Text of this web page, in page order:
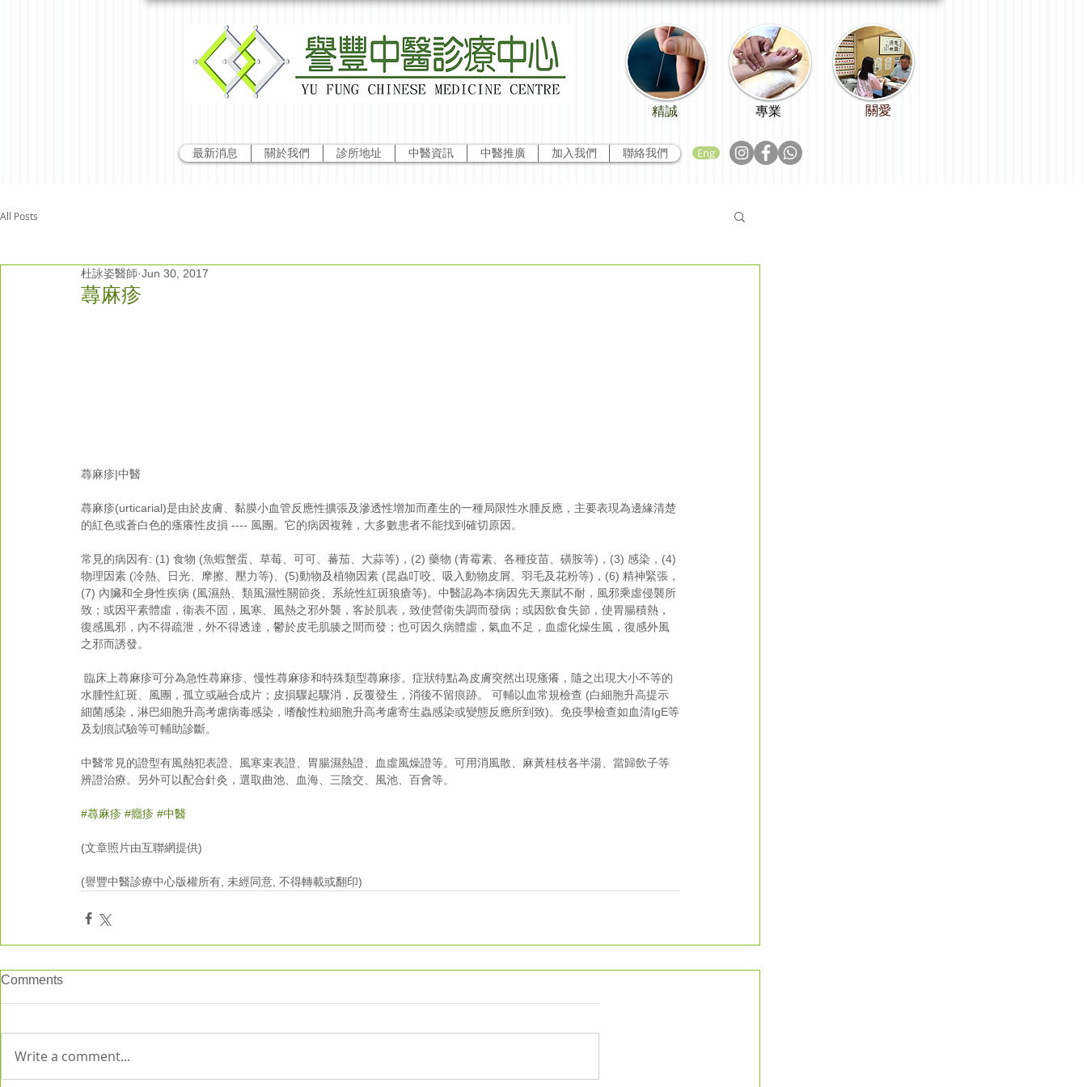
精誠
最新消息 關於我們 診所地址 中醫資訊 中醫推廣 加入我們 聯絡我們 Eng
專業 關愛
All Posts
蕁麻疹
杜詠姿醫師 Jun 30, 2017
蕁麻疹|中醫
蕁麻疹(urticarial)是由於皮膚、黏膜小血管反應性擴張及滲透性增加而產生的一種局限性水腫反應，主要表現為邊緣清楚
的紅色或蒼白色的瘙癢性皮損 ---- 風團。它的病因複雜，大多數患者不能找到確切原因。
常見的病因有: (1) 食物 (魚蝦蟹蛋、草莓、可可、蕃茄、大蒜等)，(2) 藥物 (青霉素、各種疫苗、磺胺等)，(3) 感染，(4)
物理因素 (冷熱、日光、摩擦、壓力等)、(5)動物及植物因素 (昆蟲叮咬、吸入動物皮屑、羽毛及花粉等)，(6) 精神緊張，
(7) 內臟和全身性疾病 (風濕熱、類風濕性關節炎、系統性紅斑狼瘡等)。中醫認為本病因先天禀賦不耐，風邪乘虛侵襲所
致；或因平素體虛，衞表不固，風寒、風熱之邪外襲，客於肌表，致使營衞失調而發病；或因飲食失節，使胃腸積熱，
復感風邪，內不得疏泄，外不得透達，鬱於皮毛肌腠之間而發；也可因久病體虛，氣血不足，血虛化燥生風，復感外風
之邪而誘發。
水腫性紅斑、風團，孤立或融合成片；皮損驟起驟消，反覆發生，消後不留痕跡。 可輔以血常規檢查 (白細胞升高提示
細菌感染，淋巴細胞升高考慮病毒感染，嗜酸性粒細胞升高考慮寄生蟲感染或變態反應所到致)。免疫學檢查如血清IgE等
及划痕試驗等可輔助診斷。
中醫常見的證型有風熱犯表證、風寒束表證、胃腸濕熱證、血虛風燥證等。可用消風散、麻黃桂枝各半湯、當歸飲子等
辨證治療。另外可以配合針灸，選取曲池、血海、三陰交、風池、百會等。
#蕁麻疹 #癮疹 #中醫
(文章照片由互聯網提供)
(譽豐中醫診療中心版權所有, 未經同意, 不得轉載或翻印)
Comments
Write a comment...